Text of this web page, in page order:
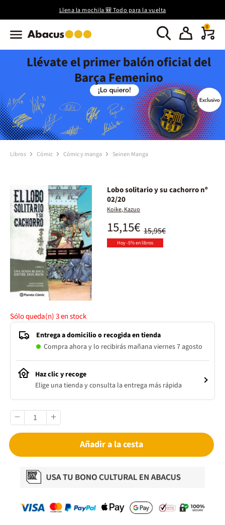
Llena la mochila 🎒 Todo para la vuelta
0
Llévate el primer balón oficial del
Barça Femenino
Libros Cómic Cómic y manga Seinen Manga
Lobo solitario y su cachorro nº
02/20
Koike, Kazuo
15,95€
15,15€
Hoy -5% en libros
Sólo queda(n)3en stock
Entrega a domicilio o recogida en tienda
Compra ahora y lo recibirás mañana viernes 7 agosto
Haz clic y recoge
Elige una tienda y consulta la entrega más rápida
Añadir a la cesta